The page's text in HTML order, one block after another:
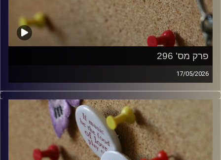
פרק מס' 296
17/05/2026
קלאסיקות רוק עם אורן הוף.
włodi